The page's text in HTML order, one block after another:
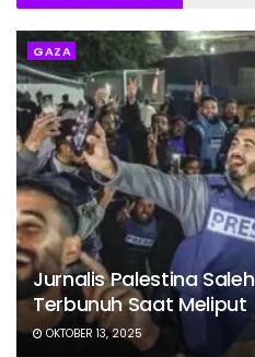
GAZA
Jurnalis Palestina
Terbunuh Saat Meliput
OKTOBER 13, 2025